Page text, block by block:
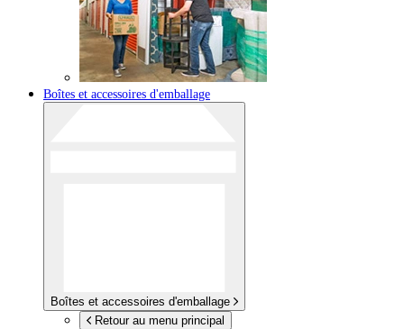
Boîtes et accessoires d'emballage
Boîtes et accessoires d'emballage
Retour au menu principal